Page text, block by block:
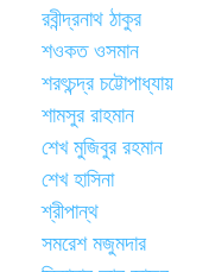
রবীন্দ্রনাথ ঠাকুর
শওকত ওসমান
শরৎচন্দ্র চট্টোপাধ্যায়
শামসুর রাহমান
শেখ মুজিবুর রহমান
শেখ হাসিনা
শ্রীপান্থ
সমরেশ মজুমদার